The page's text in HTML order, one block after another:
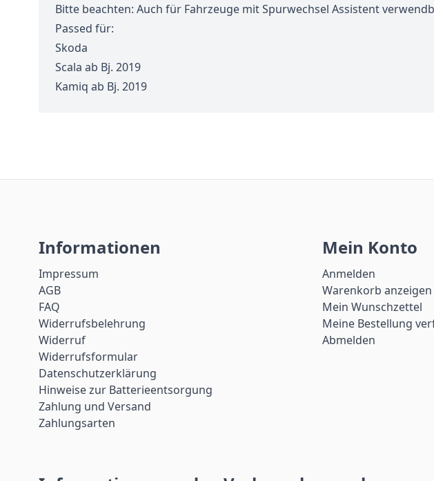
Bitte beachten: Auch für Fahrzeuge mit Spurwechsel Assistent
Passed für:
Skoda
Scala ab Bj. 2019
Kamiq ab Bj. 2019
Informationen
Impressum
AGB
FAQ
Widerrufsbelehrung
Widerruf
Widerrufsformular
Datenschutzerklärung
Hinweise zur Batterieentsorgung
Zahlung und Versand
Zahlungsarten
Mein Konto
Anmelden
Warenkorb anzeigen
Mein Wunschzettel
Meine Bestellung
Abmelden